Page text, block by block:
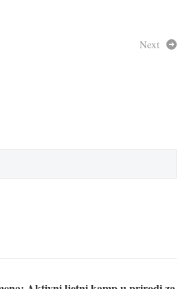
Next